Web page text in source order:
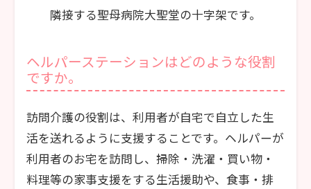
隣接する聖母病院大聖堂の十字架です。
ヘルパーステーションはどのような役割
ですか。
訪問介護の役割は、利用者が自宅で自立した生
活を送れるように支援することです。ヘルパーが
利用者のお宅を訪問し、掃除・洗濯・買い物・
料理等の家事支援をする生活援助や、食事・排